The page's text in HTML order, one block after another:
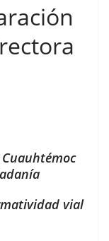
vial